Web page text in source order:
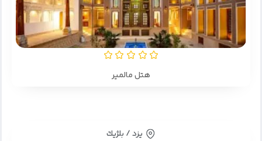
هتل مالمیر
یزد / بلژيك